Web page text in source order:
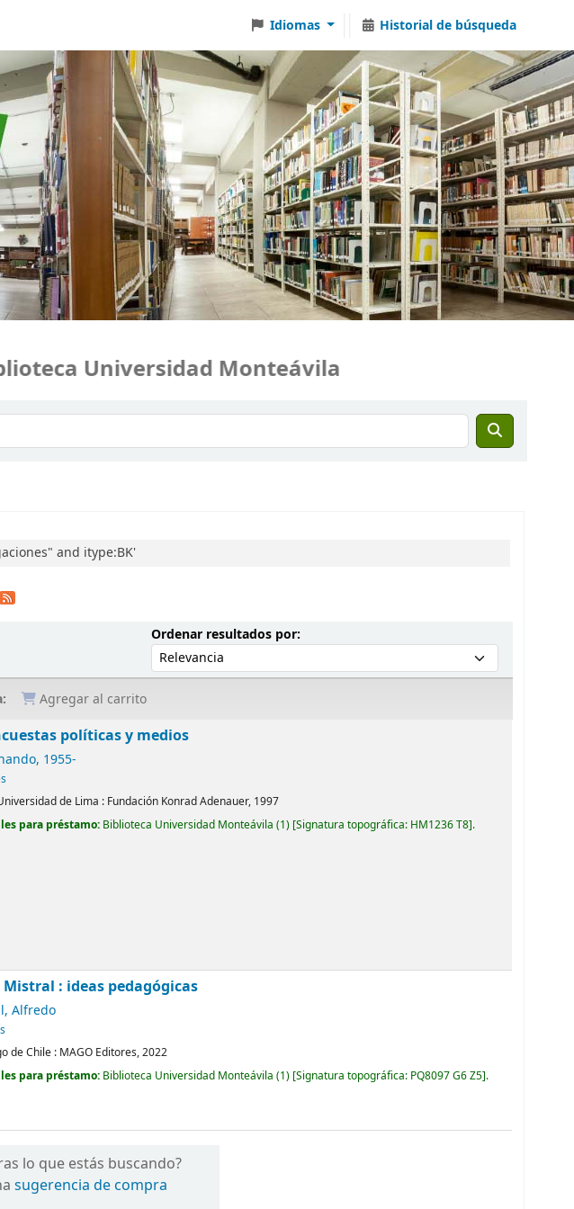
Idiomas Historial de búsqueda
Universidad Monteávila
and itype:BK'
Ordenar resultados por:Ordenar por:
Agregar al carrito
políticas y medios
, 1955-
de Lima : Fundación Konrad Adenauer, 1997
para préstamo: Biblioteca Universidad Monteávila (1) Signatura topográfica: HM1236 T8 .
: ideas pedagógicas
Alfredo
de Chile : MAGO Editores,2022
para préstamo: Biblioteca Universidad Monteávila (1) Signatura topográfica: PQ8097 G6 Z5 .
lo que estás buscando?
sugerencia de compra